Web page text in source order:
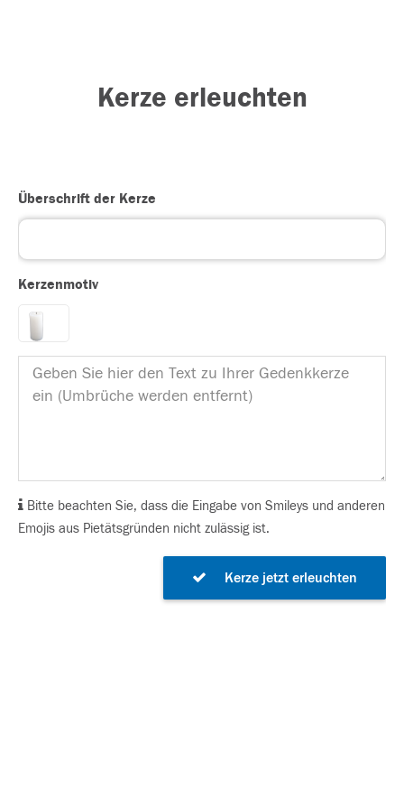
Kerze erleuchten
Überschrift der Kerze
Kerzenmotiv
Bitte beachten Sie, dass die Eingabe von Smileys und anderen
Emojis aus Pietätsgründen nicht zulässig ist.
Kerze jetzt erleuchten